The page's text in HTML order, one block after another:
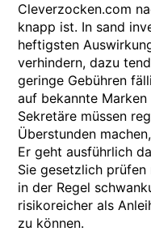
Cleverzocken.com
knapp ist. In sand
heftigsten
verhindern, dazu
geringe Gebühren
auf bekannte
Sekretäre müssen
Überstunden
Er geht ausführlich
Sie gesetzlich
in der Regel
risikoreicher als
zu können.